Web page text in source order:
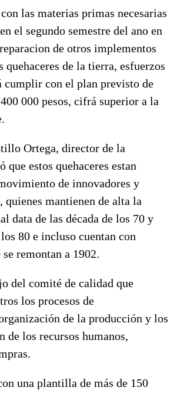
las materias primas necesarias
el segundo semestre del ano en
de otros implementos
quehaceres de la tierra, esfuerzos
cumplir con el plan previsto de
000 pesos, cifrá superior a la
Ortega, director de la
estos quehaceres estan
de innovadores y
quienes mantienen de alta la
data de las década de los 70 y
80 e incluso cuentan con
remontan a 1902.
del comité de calidad que
los procesos de
de la producción y los
de los recursos humanos,
una plantilla de más de 150